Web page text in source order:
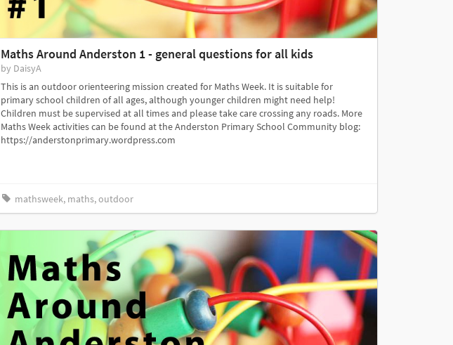
Maths Around Anderston 1 - general questions for all kids
by DaisyA
This is an outdoor orienteering mission created for Maths Week. It is suitable for
primary school children of all ages, although younger children might need help!
Children must be supervised at all times and please take care crossing any roads. More
Maths Week activities can be found at the Anderston Primary School Community blog:
https://anderstonprimary.wordpress.com
mathsweek, maths, outdoor